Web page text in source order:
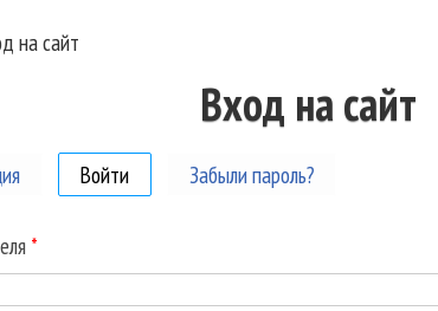
на сайт
Вход на сайт
Войти (активная вкладка)
Забыли пароль?
*